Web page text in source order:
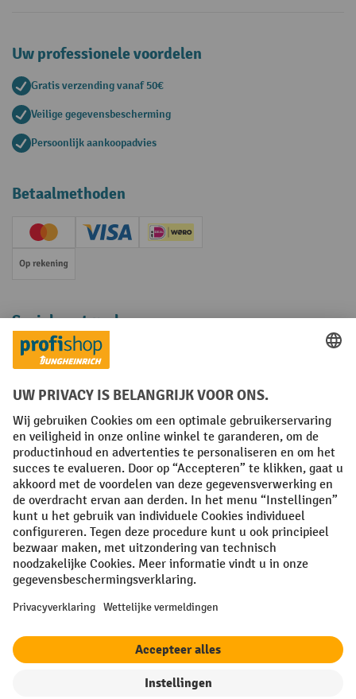
Uw professionele voordelen
Gratis verzending vanaf 50€
Veilige gegevensbescherming
Persoonlijk aankoopadvies
Betaalmethoden
Creditcard (Master)Creditcard (Visa)iDEAL | Wero
Op rekening
Sociale netwerken
Facebook
YouTube
LinkedInInstagram
Algemene leveringsvoorwaarden Copyright
Privacyverklaring Privacy Instellingen
All prices excl. VAT plusshipping costs and possible delivery charges,
if not stated otherwise.
¹ De korting is geldig zolang de voorraad strekt. De korting is niet van
toepassing op speciale prijzen. Een combinatie met andere
procentuele kortingen of vouchers is niet mogelijk. | ² De korting
nieuwsbrief. De voucher is 10 dagen geldig en kan online worden
korting varieert per productcategorie en is maximaal 10%. Elektrische
pallettrucks, elektrische stapelaars, elektrische heftrucks en
worden gecombineerd met andere kortingspercentages of vouchers.